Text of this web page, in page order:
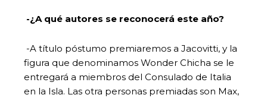
-¿A qué autores se reconocerá este año?
-A título póstumo premiaremos a Jacovitti, y la
figura que denominamos Wonder Chicha se le
entregará a miembros del Consulado de Italia
en la Isla. Las otra personas premiadas son Max,